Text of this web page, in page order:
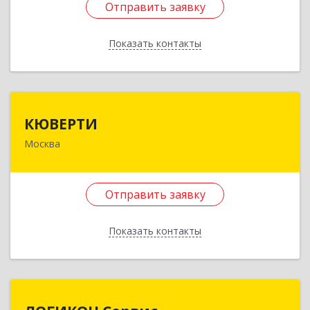
Отправить заявку
Показать контакты
Назад
КЮВЕРТИ
Москва
Отправить заявку
Показать контакты
117437, Москва г, Островитянова ул, дом № 21,
Отправить заявку
Назад